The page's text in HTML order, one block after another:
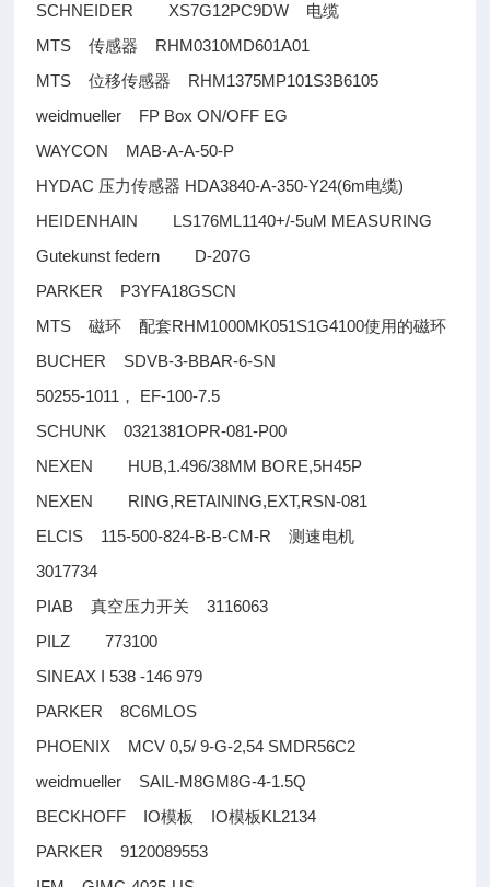
SCHNEIDER XS7G12PC9DW 电缆
MTS传感器
RHM0310MD601A01
MTS位移传感器
RHM1375MP101S3B6105
weidmueller FP Box ON/OFF EG
WAYCON MAB-A-A-50-P
HYDAC 压力传感器 HDA3840-A-350-Y24(6m电缆)
HEIDENHAIN LS176ML1140+/-5uM MEASURING
Gutekunst federn D-207G
PARKER P3YFA18GSCN
MTS磁环 配套RHM1000MK051S1G4100使用的磁环
BUCHER SDVB-3-BBAR-6-SN
50255-1011 ，
EF-100-7.5
SCHUNK 0321381OPR-081-P00
NEXEN HUB,1.496/38MM BORE,5H45P
NEXEN RING,RETAINING,EXT,RSN-081
ELCIS 115-500-824-B-B-CM-R测速电机
3017734
PIAB真空压力开关
3116063
PILZ 773100
SINEAX I 538 -146 979
PARKER 8C6MLOS
PHOENIX MCV 0,5/ 9-G-2,54 SMDR56C2
weidmueller SAIL-M8GM8G-4-1.5Q
BECKHOFF IO模板 IO模板KL2134
PARKER 9120089553